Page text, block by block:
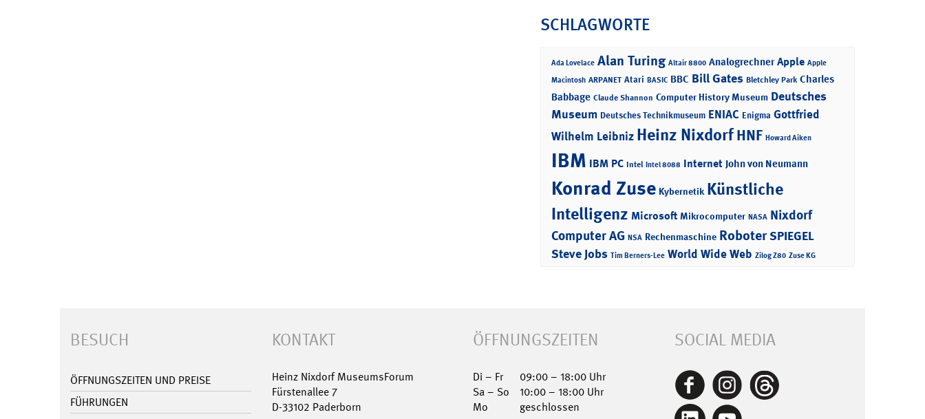
SCHLAGWORTE
Ada Lovelace Alan Turing Altair 8800 Analogrechner Apple Apple
Macintosh ARPANET Atari BASIC BBC Bill Gates Bletchley Park Charles
Babbage Claude Shannon Computer History Museum Deutsches
Museum Deutsches Technikmuseum ENIAC Enigma Gottfried
Wilhelm Leibniz Heinz NixdorfHNF Howard Aiken
IBM IBM PC Intel Intel 8088 Internet John von Neumann
Konrad Zuse Kybernetik Künstliche
Intelligenz Microsoft Mikrocomputer NASA Nixdorf
Computer AG NSA Rechenmaschine RoboterSPIEGEL
Steve Jobs Tim Berners-Lee World Wide Web Zilog Z80 Zuse KG
BESUCH
ÖFFNUNGSZEITEN UND PREISE
FÜHRUNGEN
KONTAKT
Heinz Nixdorf MuseumsForum
Fürstenallee 7
D-33102 Paderborn
ÖFFNUNGSZEITEN
Di – Fr
09:00 – 18:00 Uhr
Sa – So
10:00 – 18:00 Uhr
Mo
geschlossen
SOCIAL MEDIA